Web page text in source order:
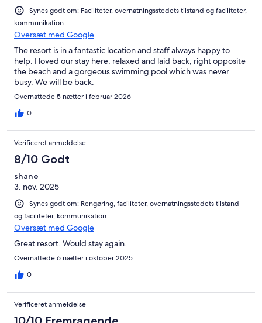
Synes godt om: Faciliteter, overnatningsstedets tilstand og faciliteter,
kommunikation
Oversæt med Google
The resort is in a fantastic location and staff always happy to
help. I loved our stay here, relaxed and laid back, right opposite
the beach and a gorgeous swimming pool which was never
busy. We will be back.
Overnattede 5 nætter i februar 2026
0
Verificeret anmeldelse
8/10 Godt
shane
3. nov. 2025
Synes godt om: Rengøring, faciliteter, overnatningsstedets tilstand
og faciliteter, kommunikation
Oversæt med Google
Great resort. Would stay again.
Overnattede 6 nætter i oktober 2025
0
Verificeret anmeldelse